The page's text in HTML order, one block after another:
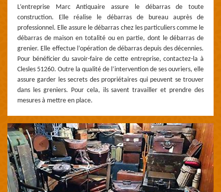
L’entreprise Marc Antiquaire assure le débarras de toute
construction. Elle réalise le débarras de bureau auprès de
professionnel. Elle assure le débarras chez les particuliers comme le
débarras de maison en totalité ou en partie, dont le débarras de
grenier. Elle effectue l’opération de débarras depuis des décennies.
Pour bénéficier du savoir-faire de cette entreprise, contactez-la à
Clesles 51260. Outre la qualité de l’intervention de ses ouvriers, elle
assure garder les secrets des propriétaires qui peuvent se trouver
dans les greniers. Pour cela, ils savent travailler et prendre des
mesures à mettre en place.